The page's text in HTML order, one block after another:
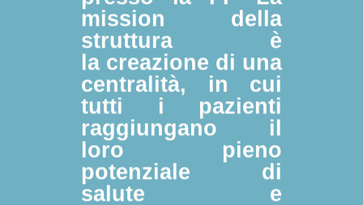
mission della
struttura è
la creazione di una
centralità, in cui
tutti i pazienti
raggiungano il
loro pieno
potenziale di
salute e